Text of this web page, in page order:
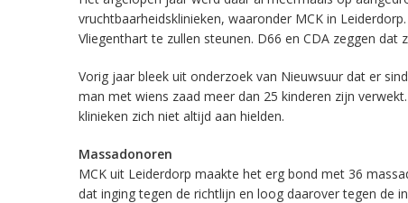
vruchtbaarheidsklinieken, waaronder MCK in
Vliegenthart te zullen steunen. D66 en CDA zeggen dat
Vorig jaar bleek uit onderzoek van Nieuwsuur dat er
man met wiens zaad meer dan 25 kinderen zijn
klinieken zich niet altijd aan hielden.
Massadonoren
MCK uit Leiderdorp maakte het erg bond met 36
dat inging tegen de richtlijn en loog daarover tegen de